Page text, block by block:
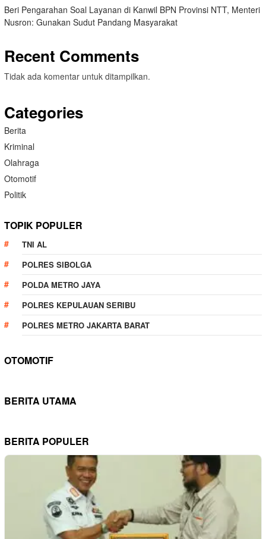
Beri Pengarahan Soal Layanan di Kanwil BPN Provinsi NTT, Menteri
Nusron: Gunakan Sudut Pandang Masyarakat
Recent Comments
Tidak ada komentar untuk ditampilkan.
Categories
Berita
Kriminal
Olahraga
Otomotif
Politik
TOPIK POPULER
TNI AL
POLRES SIBOLGA
POLDA METRO JAYA
POLRES KEPULAUAN SERIBU
POLRES METRO JAKARTA BARAT
OTOMOTIF
BERITA UTAMA
BERITA POPULER